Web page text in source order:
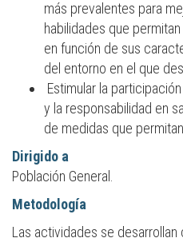
más prevalentes para
habilidades que
en función de sus
del entorno en el que
Estimular la
y la responsabilidad en
de medidas que
Dirigido a
Población General.
Metodología
Las actividades se